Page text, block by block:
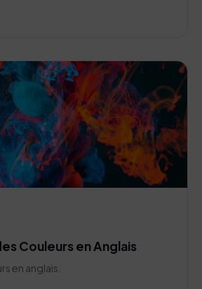
Couleurs en Anglais
en anglais.